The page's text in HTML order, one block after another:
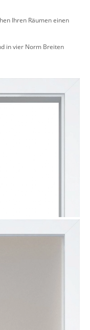
Ihren Räumen einen
in vier Norm Breiten